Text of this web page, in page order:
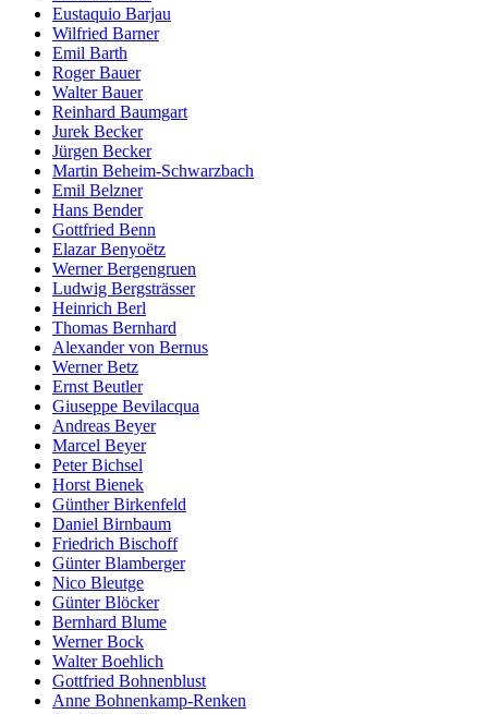
Eustaquio Barjau
Wilfried Barner
Emil Barth
Roger Bauer
Walter Bauer
Reinhard Baumgart
Jurek Becker
Jürgen Becker
Martin Beheim-Schwarzbach
Emil Belzner
Hans Bender
Gottfried Benn
Elazar Benyoëtz
Werner Bergengruen
Ludwig Bergsträsser
Heinrich Berl
Thomas Bernhard
Alexander von Bernus
Werner Betz
Ernst Beutler
Giuseppe Bevilacqua
Andreas Beyer
Marcel Beyer
Peter Bichsel
Horst Bienek
Günther Birkenfeld
Daniel Birnbaum
Friedrich Bischoff
Günter Blamberger
Nico Bleutge
Günter Blöcker
Bernhard Blume
Werner Bock
Walter Boehlich
Gottfried Bohnenblust
Anne Bohnenkamp-Renken